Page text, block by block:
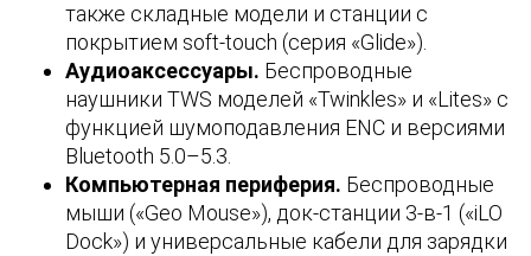
Соединительный разъем
Тип конструкции
также складные модели и станции с
покрытием soft-touch (серия «Glide»).
Аудиоаксессуары. Беспроводные
наушники TWS моделей «Twinkles» и «Lites» с
функцией шумоподавления ENC и версиями
Bluetooth 5.0–5.3.
Компьютерная периферия. Беспроводные
мыши («Geo Mouse»), док-станции 3-в-1 («iLO
Dock») и универсальные кабели для зарядки